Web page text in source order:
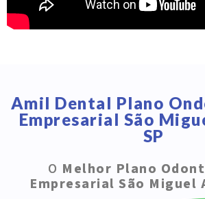
Amil Dental Plano
Empresarial São
SP
O Melhor Plano
Empresarial São Miguel